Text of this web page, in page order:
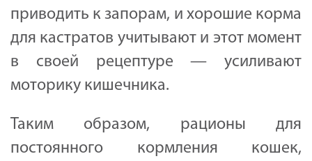
приводить к запорам, и хорошие корма
для кастратов учитывают и этот момент
в своей рецептуре — усиливают
моторику кишечника.
Таким образом, рационы для
постоянного кормления кошек,